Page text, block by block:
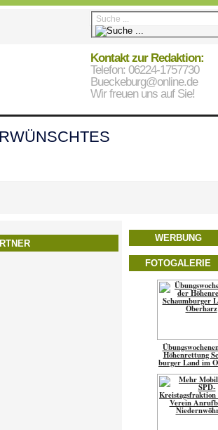
Kontakt zur Redaktion:
Telefon: 06224-1757730
Bueckeburg@online.de
Wir freuen uns auf Sie!
WERBUNG
FOTOGALERIE
Höhen­ret­tung
burger Land im